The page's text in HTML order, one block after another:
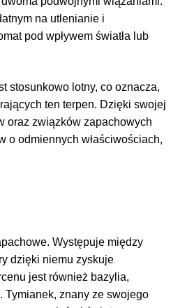
na utlenianie i
pod wpływem światła lub
stosunkowo lotny, co oznacza,
ten terpen. Dzięki swojej
oraz związków zapachowych
o odmiennych właściwościach,
Występuje między
dzięki niemu zyskuje
jest również bazylia,
Tymianek, znany ze swojego